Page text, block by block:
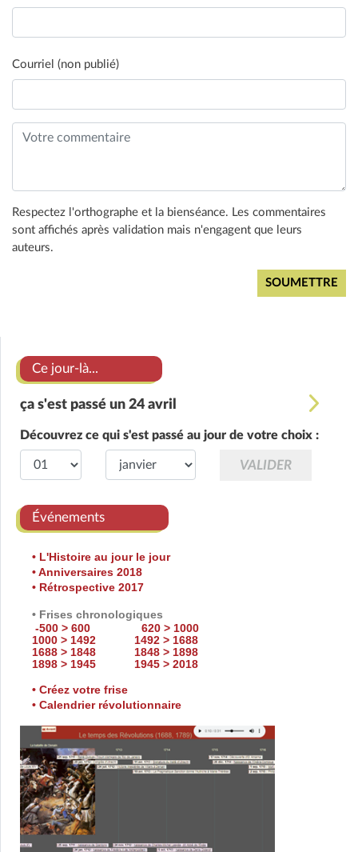
Courriel (non publié)
Respectez l'orthographe et la bienséance. Les commentaires
sont affichés après validation mais n'engagent que leurs
auteurs.
Ce jour-là...
ça s'est passé un 24 avril
Découvrez ce qui s'est passé au jour de votre choix :
Événements
• L'Histoire au jour le jour
• Anniversaires 2018
• Rétrospective 2017
• Frises chronologiques
-500 > 600
620 > 1000
1000 > 1492
1492 > 1688
1688 > 1848
1848 > 1898
1898 > 1945
1945 > 2018
• Créez votre frise
• Calendrier révolutionnaire